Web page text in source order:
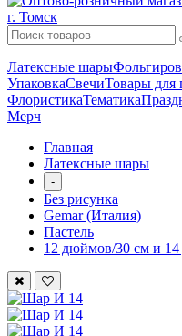
Латексные шары
УпаковкаСвечиТовары для
ФлористикаТематика
Мерч
Главная
Латексные шары
-
Без рисунка
Gemar (Италия)
Пастель
12 дюймов/30 см и